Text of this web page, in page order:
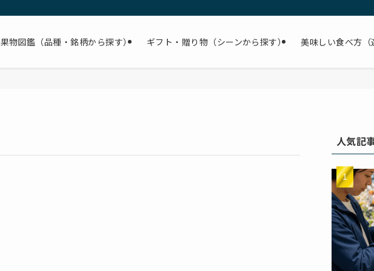
果物図鑑（品種・銘柄から探す） ギフト・贈り物（シーンから探す） 美味しい食べ方
人気記